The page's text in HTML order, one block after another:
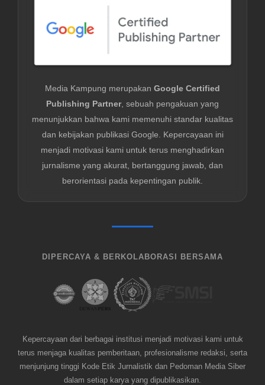
Media Kampung merupakan Google Certified
Publishing Partner, sebuah pengakuan yang
menunjukkan bahwa kami memenuhi standar kualitas
dan kebijakan publikasi Google. Kepercayaan ini
menjadi motivasi kami untuk terus menghadirkan
jurnalisme yang akurat, bertanggung jawab, dan
berorientasi pada kepentingan publik.
DIPERCAYA & BERKOLABORASI BERSAMA
Kepercayaan dari berbagai institusi menjadi motivasi kami untuk
terus menjaga kualitas pemberitaan, profesionalisme redaksi, serta
menjunjung tinggi Kode Etik Jurnalistik dan Pedoman Media Siber
dalam setiap karya yang dipublikasikan.